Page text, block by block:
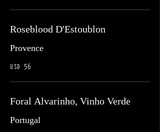
Roseblood D'Estoublon
Provence
USD 56
Foral Alvarinho, Vinho Verde
Portugal